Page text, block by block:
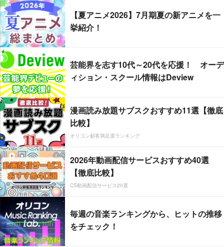
【夏アニメ2026】7月期夏の新アニメを一
挙紹介！
芸能界を志す10代～20代を応援！ オーデ
ィション・スクール情報はDeview
漫画読み放題サブスクおすすめ11選【徹底
比較】
オリコン顧客満足度ランキング
2026年動画配信サービスおすすめ40選
【徹底比較】
CS動画配信サービス20選
毎週の音楽ランキングから、ヒットの推移
をチェック！